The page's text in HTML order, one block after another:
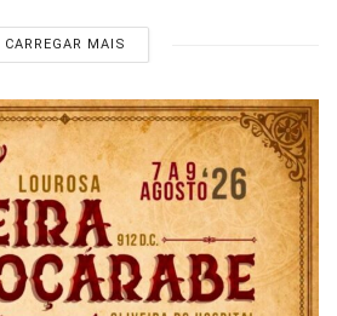
CARREGAR MAIS